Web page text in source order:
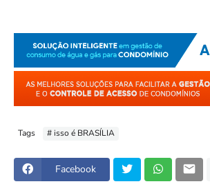
Tags # isso é BRASÍLIA
Facebook